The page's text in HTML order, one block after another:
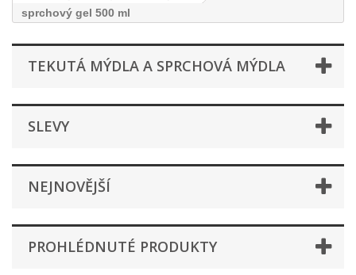
sprchový gel 500 ml
TEKUTÁ MÝDLA A SPRCHOVÁ MÝDLA
SLEVY
NEJNOVĚJŠÍ
PROHLÉDNUTÉ PRODUKTY